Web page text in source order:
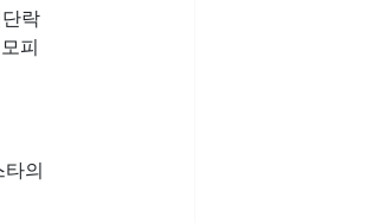
락
피
의